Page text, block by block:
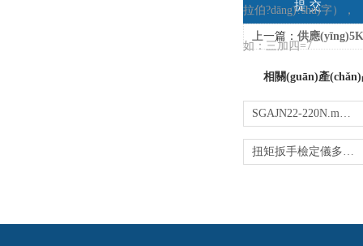
拉伯?dāng)?shù)字），
如：三加四=7
上一篇： 供應(yīng)5KN
相關(guān)產
SGAJN22-220N.m便攜式扭力測試儀 傳感器動力
扭矩扳手檢定儀多少錢